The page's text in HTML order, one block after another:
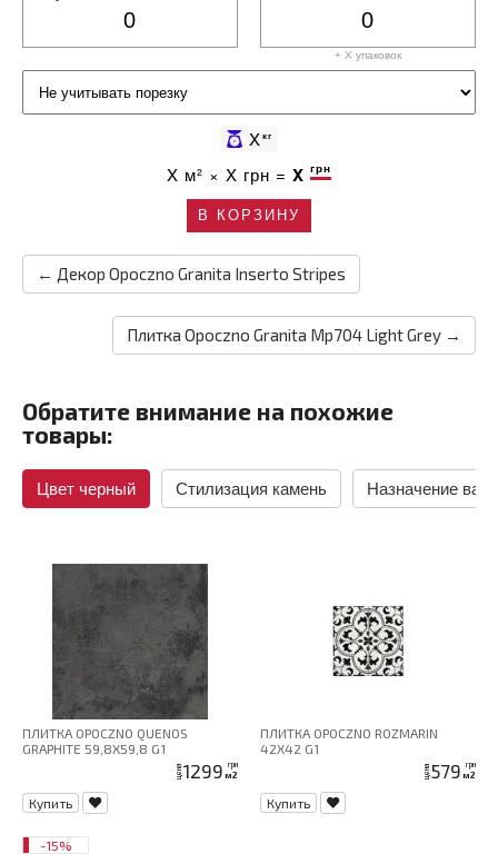
+ X упаковок
Xкг
X м² × X грн = X грн
В КОРЗИНУ
← Декор Opoczno Granita Inserto Stripes
Плитка Opoczno Granita Mp704 Light Grey →
Обратите внимание на похожие
товары:
Цвет черный Стилизация камень Назначение
ПЛИТКА OPOCZNO QUENOS
GRAPHITE 59,8X59,8 G1
цена1299 грн
м2
Купить
ПЛИТКА OPOCZNO ROZMARIN
42X42 G1
цена 579 грн
м2
Купить
-15%